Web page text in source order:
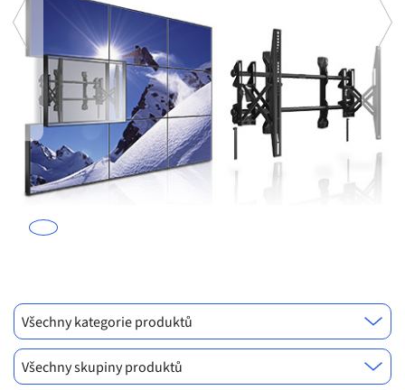
Previous
Všechny kategorie produktů
Všechny skupiny produktů